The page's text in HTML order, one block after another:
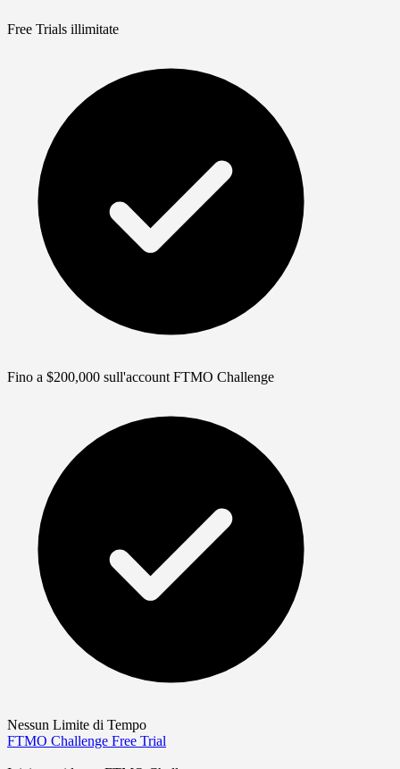
Free Trials illimitate
Fino a $200,000 sull'account FTMO Challenge
Nessun Limite di Tempo
FTMO Challenge Free Trial